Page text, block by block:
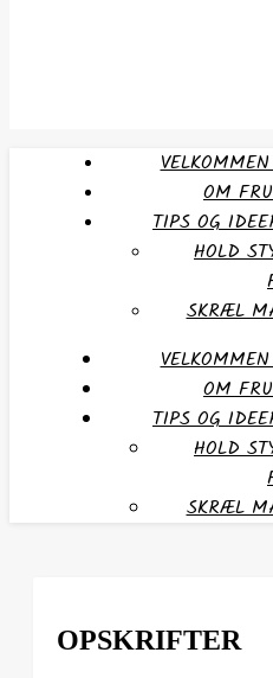
OM
TIPS OG
HOLD
SKRÆL
OM
TIPS OG
HOLD
SKRÆL
OPSKRIFTER